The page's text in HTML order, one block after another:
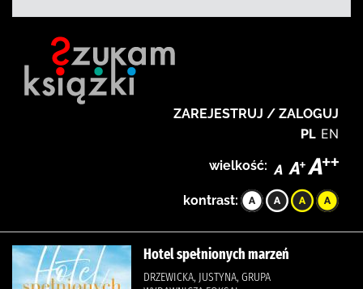
ZAREJESTRUJ / ZALOGUJ
PL EN
wielkość:
kontrast:
Hotel spełnionych marzeń
DRZEWICKA, JUSTYNA, GRUPA